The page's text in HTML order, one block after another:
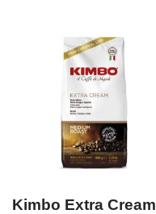
Kimbo Extra Cream